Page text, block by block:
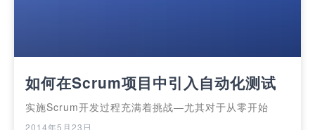
如何在Scrum项目中引入自动化测试
实施Scrum开发过程充满着挑战—尤其对于从零开始
2014年5月23日